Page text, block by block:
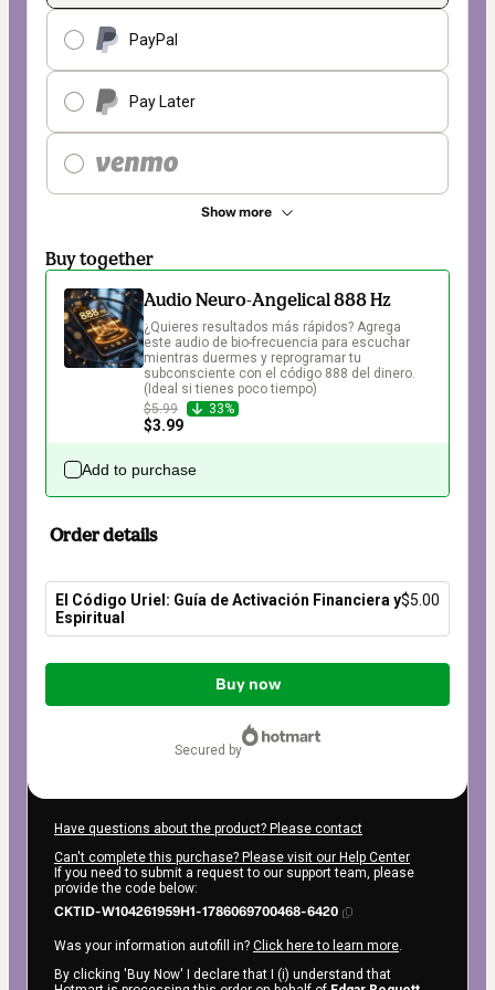
PayPal
Pay Later
Show more
Buy together
Audio Neuro-Angelical 888 Hz
¿Quieres resultados más rápidos? Agrega
este audio de bio-frecuencia para escuchar
mientras duermes y reprogramar tu
subconsciente con el código 888 del dinero.
(Ideal si tienes poco tiempo)
$5.99
33%
$3.99
Add to purchase
Order details
El Código Uriel: Guía de Activación Financiera y
Espiritual
$5.00
Total
$5.00
Buy now
secured by
Have questions about the product? Please contact
Can't complete this purchase? Please visit our Help Center
If you need to submit a request to our support team, please
provide the code below:
CKTID-W104261959H1-1786069700468-6420
Was your information autofill in? Click here to learn more.
By clicking 'Buy Now' I declare that I (i) understand that